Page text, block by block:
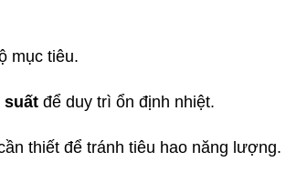
mục tiêu.
suấtđể duy trì ổn định nhiệt.
thiết để tránh tiêu hao năng lượng.